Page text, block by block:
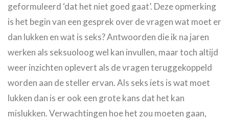
geformuleerd ‘dat het niet goed gaat’. Deze opmerking
is het begin van een gesprek over de vragen wat moet er
dan lukken en wat is seks? Antwoorden die ik na jaren
werken als seksuoloog wel kan invullen, maar toch altijd
weer inzichten oplevert als de vragen teruggekoppeld
worden aan de steller ervan. Als seks iets is wat moet
lukken dan is er ook een grote kans dat het kan
mislukken. Verwachtingen hoe het zou moeten gaan,